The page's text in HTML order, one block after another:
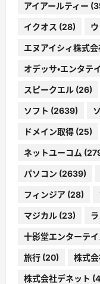
アイアールティー
イクオス (28)
エヌアイシィ株式会
オデッサ・エンタテ
スピークエル (26)
ソフト (2639)
ドメイン取得 (25)
ネットユーコム
パソコン (2639)
フィンジア (28)
マジカル (23)
十影堂エンターテイ
旅行 (20) 株式
株式会社デネット